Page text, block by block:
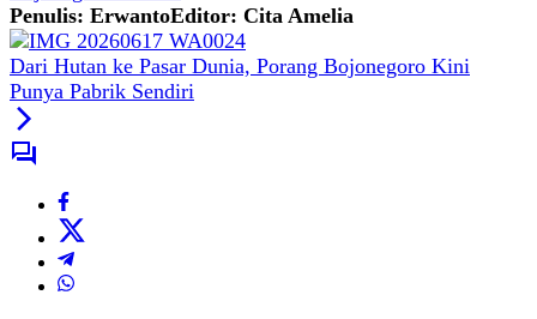
Penulis: ErwantoEditor: Cita Amelia
Dari Hutan ke Pasar Dunia, Porang Bojonegoro Kini
Punya Pabrik Sendiri